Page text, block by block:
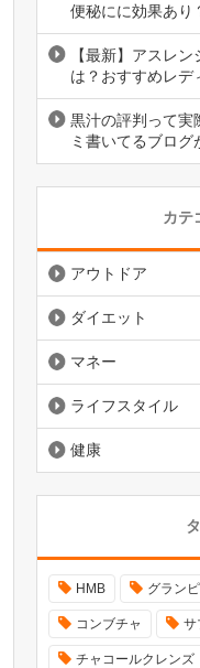
便秘にに効果あり
【最新】アスレ
は？おすすめレデ
黒汁の評判って実
ミ書いてるブロ
カテ
アウトドア
ダイエット
マネー
ライフスタイル
健康
HMB グラン
コンブチャ サ
チャコールクレンズ